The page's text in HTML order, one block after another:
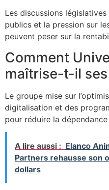
Les discussions
publics et la pression sur
peuvent peser sur la
Comment
maîtrise-t-il
Le groupe mise sur
digitalisation et des
pour réduire la
A lire aussi : Elanco
Partners rehausse son
dollars